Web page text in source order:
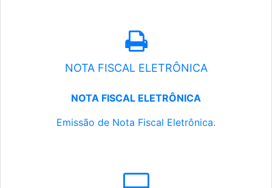
NOTA FISCAL ELETRÔNICA
NOTA FISCAL ELETRÔNICA
Emissão de Nota Fiscal Eletrônica.